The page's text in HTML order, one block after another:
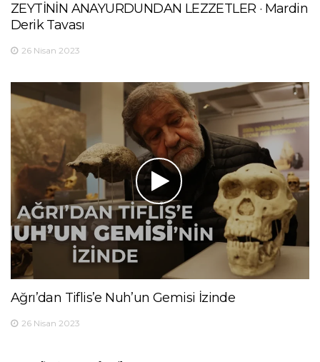
ZEYTİNİN ANAYURDUNDAN LEZZETLER · Mardin
Derik Tavası
26 Nisan 2023
Ağrı’dan Tiflis’e Nuh’un Gemisi İzinde
26 Nisan 2023